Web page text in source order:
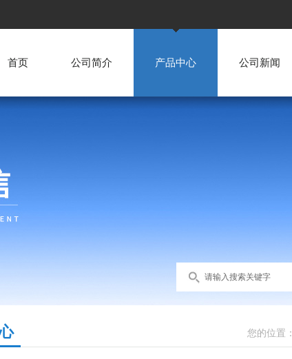
首页 公司简介 产品中心 公司新闻
您的位置：